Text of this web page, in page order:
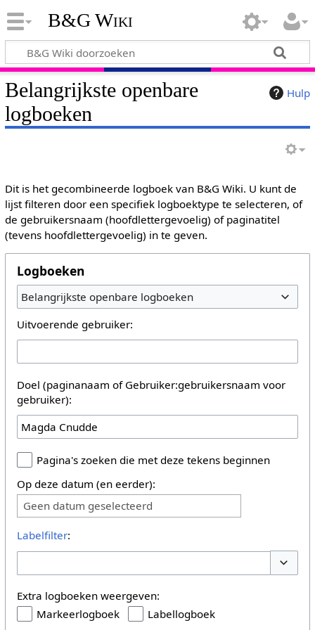
B&G Wiki
Hulp
Belangrijkste openbare
logboeken
Dit is het gecombineerde logboek van B&G Wiki. U kunt de
lijst filteren door een specifiek logboektype te selecteren, of
de gebruikersnaam (hoofdlettergevoelig) of paginatitel
(tevens hoofdlettergevoelig) in te geven.
Logboeken
Belangrijkste openbare logboeken
Uitvoerende gebruiker:
Doel (paginanaam of Gebruiker:gebruikersnaam voor
gebruiker):
Pagina's zoeken die met deze tekens beginnen
Op deze datum (en eerder):
Geen datum geselecteerd
Labelfilter:
Extra logboeken weergeven:
Markeerlogboek
Labellogboek